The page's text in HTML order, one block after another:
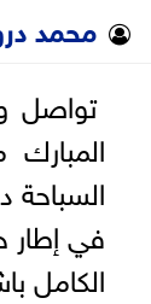
محمد
تواصل
السباحة
في إطار
الكامل